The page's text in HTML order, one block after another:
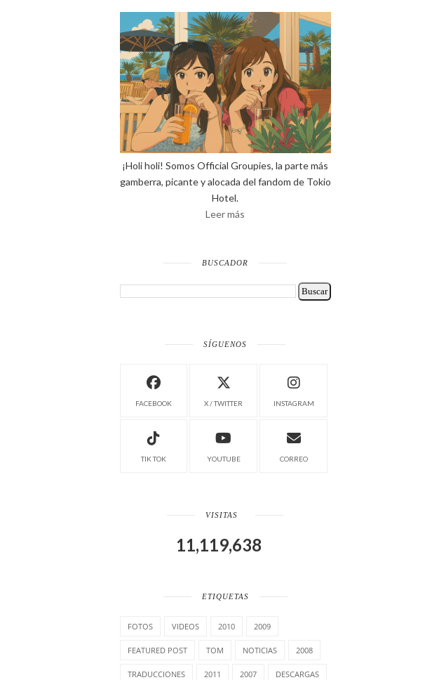
¡Holi holi! Somos Official Groupies, la parte más
gamberra, picante y alocada del fandom de Tokio
Hotel.
Leer más
BUSCADOR
SÍGUENOS
FACEBOOK X / TWITTER INSTAGRAM
TIK TOK YOUTUBE CORREO
VISITAS
11,119,638
ETIQUETAS
FOTOS VIDEOS 2010 2009
FEATURED POST TOM NOTICIAS 2008
TRADUCCIONES 2011 2007 DESCARGAS